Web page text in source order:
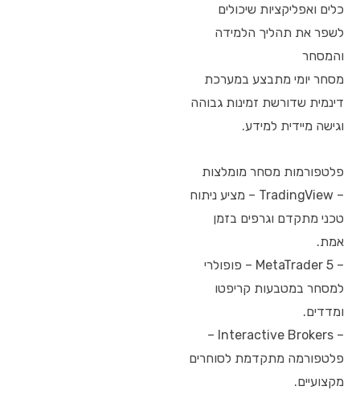
כלים ואפליקציות שיכולים
לשפר את תהליך הלמידה
והמסחר
מסחר יומי מתבצע במערכת
דינמית שדורשת זמינות גבוהה
וגישה מיידית למידע.
פלטפורמות מסחר מומלצות
– TradingView – מציע ניתוח
טכני מתקדם וגרפים בזמן
אמת.
– MetaTrader 5 – פופולרי
למסחר במטבעות קריפטו
ומדדים.
– Interactive Brokers –
פלטפורמה מתקדמת לסוחרים
מקצועיים.